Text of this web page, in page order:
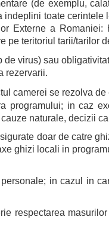
(de exemplu,
toate cerintele
Externe a Romaniei:
pe teritoriul tarii/tarilor
virus) sau
rezervarii.
camerei se rezolva
programului; in caz
naturale, decizii
doar de catre
ghizi locali in
in cazul in
respectarea